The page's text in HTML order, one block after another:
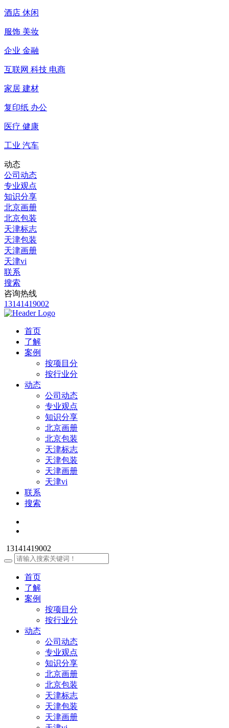
酒店 休闲
服饰 美妆
企业 金融
互联网 科技 电商
家居 建材
复印纸 办公
医疗 健康
工业 汽车
动态
公司动态
专业观点
知识分享
北京画册
北京包装
天津标志
天津包装
天津画册
天津vi
联系
搜索
咨询热线
13141419002
首页
了解
案例
按项目分
按行业分
动态
公司动态
专业观点
知识分享
北京画册
北京包装
天津标志
天津包装
天津画册
天津vi
联系
搜索
13141419002
首页
了解
案例
按项目分
按行业分
动态
公司动态
专业观点
知识分享
北京画册
北京包装
天津标志
天津包装
天津画册